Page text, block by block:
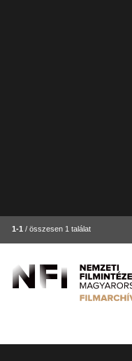
1-1 / összesen 1 találat